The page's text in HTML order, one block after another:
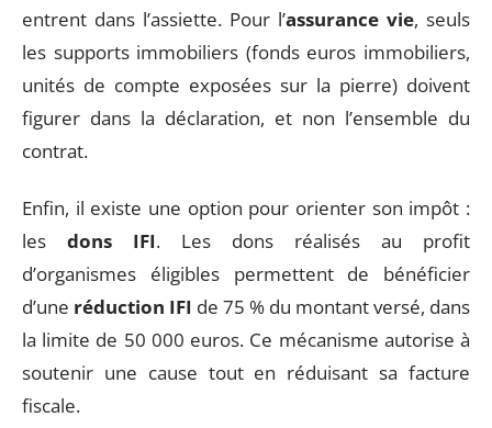
entrent dans l’assiette. Pour l’assurance vie, seuls
les supports immobiliers (fonds euros immobiliers,
unités de compte exposées sur la pierre) doivent
figurer dans la déclaration, et non l’ensemble du
contrat.
Enfin, il existe une option pour orienter son impôt :
les dons IFI. Les dons réalisés au profit
d’organismes éligibles permettent de bénéficier
d’une réduction IFI de 75 % du montant versé, dans
la limite de 50 000 euros. Ce mécanisme autorise à
soutenir une cause tout en réduisant sa facture
fiscale.